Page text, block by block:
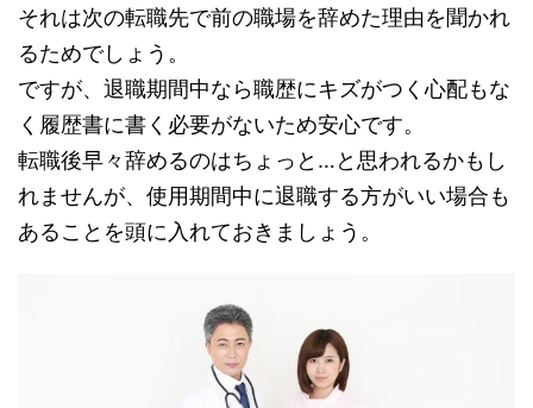
それは次の転職先で前の職場を辞めた理由を聞かれ
るためでしょう。
ですが、退職期間中なら職歴にキズがつく心配もな
く履歴書に書く必要がないため安心です。
転職後早々辞めるのはちょっと…と思われるかもし
れませんが、使用期間中に退職する方がいい場合も
あることを頭に入れておきましょう。